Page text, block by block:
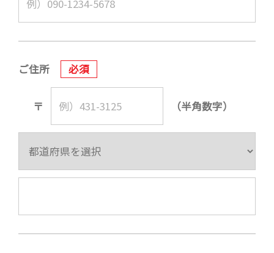
ご住所 必須
〒 （半角数字）